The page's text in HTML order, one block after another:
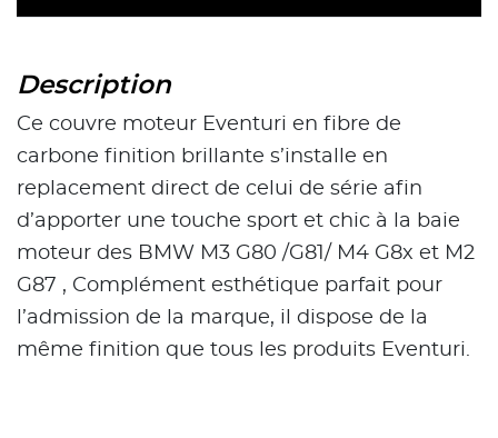
Description
Ce couvre moteur Eventuri en fibre de
carbone finition brillante s’installe en
replacement direct de celui de série afin
d’apporter une touche sport et chic à la baie
moteur des BMW M3 G80 /G81/ M4 G8x et M2
G87 , Complément esthétique parfait pour
l’admission de la marque, il dispose de la
même finition que tous les produits Eventuri.